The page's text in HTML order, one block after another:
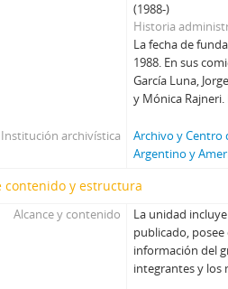
(1988-)
Historia
La fecha de
1988. En sus
García Luna,
y Mónica Rajneri.
Institución archivística
Archivo y
Argentino y
contenido y estructura
Alcance y contenido
La unidad
publicado,
información del
integrantes y los